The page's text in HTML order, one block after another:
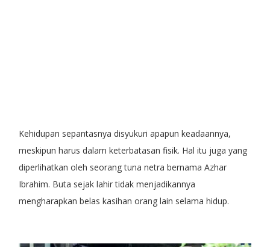
Kehidupan sepantasnya disyukuri apapun keadaannya,
meskipun harus dalam keterbatasan fisik. Hal itu juga yang
diperlihatkan oleh seorang tuna netra bernama Azhar
Ibrahim. Buta sejak lahir tidak menjadikannya
mengharapkan belas kasihan orang lain selama hidup.